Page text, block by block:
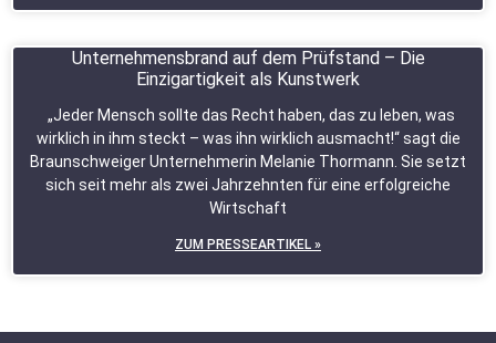
Unternehmensbrand auf dem Prüfstand – Die
Einzigartigkeit als Kunstwerk
„Jeder Mensch sollte das Recht haben, das zu leben, was
wirklich in ihm steckt – was ihn wirklich ausmacht!“ sagt die
Braunschweiger Unternehmerin Melanie Thormann. Sie setzt
sich seit mehr als zwei Jahrzehnten für eine erfolgreiche
Wirtschaft
ZUM PRESSEARTIKEL »